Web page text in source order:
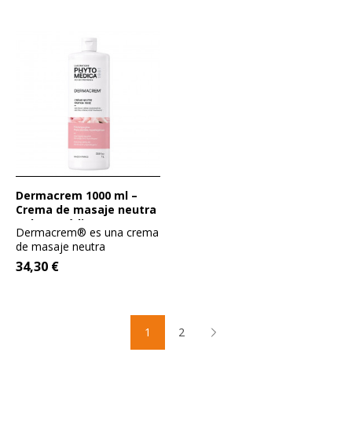
Dermacrem 1000 ml –
Crema de masaje neutra
- PhytoMédica
Dermacrem® es una crema
de masaje neutra
hipoalergénica ,
especialmente...
34,30 €
1 2